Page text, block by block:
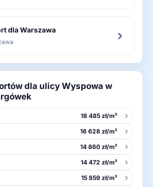
dla Warszawa ›
dla ulicy Wyspowa w
18 485 zł/m² ›
16 628 zł/m² ›
14 860 zł/m² ›
14 472 zł/m² ›
15 859 zł/m² ›